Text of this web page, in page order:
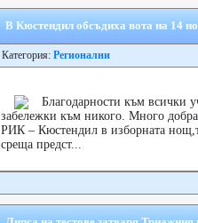
В Кюстендил обсъдиха вота на 14
Категория: Регионални
Благодарности към всички
забележки към никого. Много
РИК – Кюстендил в изборната
среща предст...